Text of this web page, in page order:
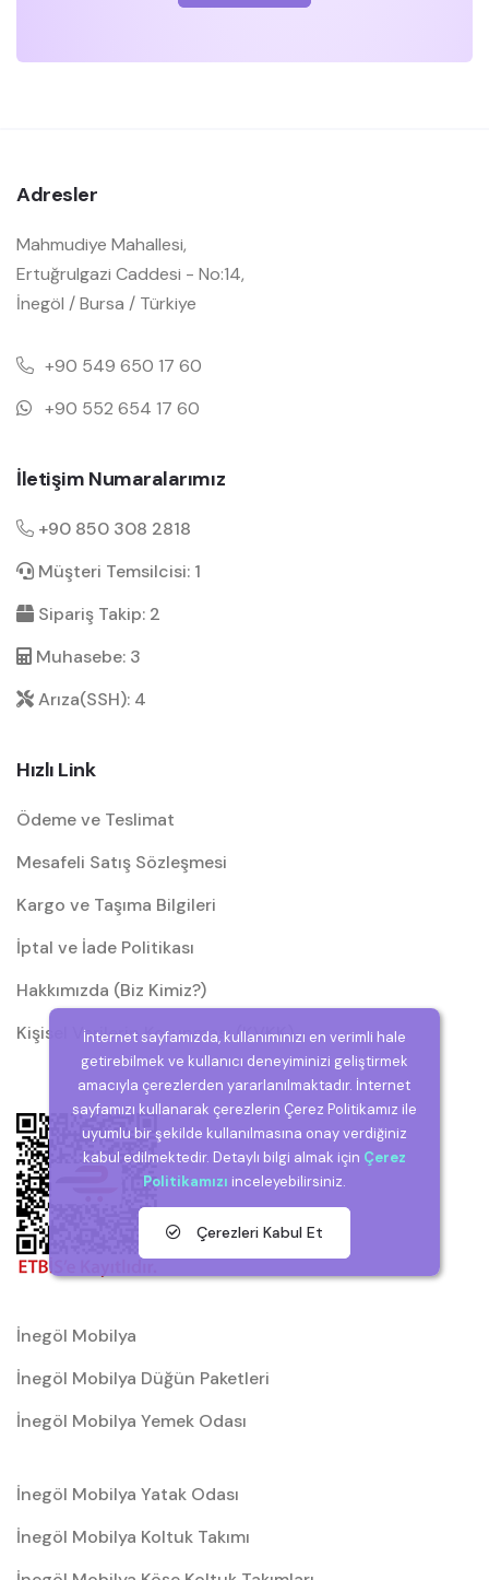
Adresler
Mahmudiye Mahallesi,
Ertuğrulgazi Caddesi - No:14,
İnegöl / Bursa / Türkiye
+90 549 650 17 60
+90 552 654 17 60
İletişim Numaralarımız
+90 850 308 2818
Müşteri Temsilcisi: 1
Sipariş Takip: 2
Muhasebe: 3
Arıza(SSH): 4
Hızlı Link
Ödeme ve Teslimat
Mesafeli Satış Sözleşmesi
Kargo ve Taşıma Bilgileri
İptal ve İade Politikası
Hakkımızda (Biz Kimiz?)
Kişisel Verilerin Korunması (KVKK)
İnegöl Mobilya
İnegöl Mobilya Düğün Paketleri
İnegöl Mobilya Yemek Odası
İnegöl Mobilya Yatak Odası
İnegöl Mobilya Koltuk Takımı
İnternet sayfamızda, kullanımınızı en verimli hale
getirebilmek ve kullanıcı deneyiminizi geliştirmek
amacıyla çerezlerden yararlanılmaktadır. İnternet
sayfamızı kullanarak çerezlerin Çerez Politikamız ile
uyumlu bir şekilde kullanılmasına onay verdiğiniz
kabul edilmektedir. Detaylı bilgi almak için Çerez
Politikamızı inceleyebilirsiniz.
Çerezleri Kabul Et